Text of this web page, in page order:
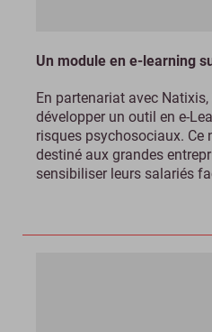
Un module en e-learning
En partenariat avec
développer un outil en e-
risques psychosociaux. Ce
destiné aux grandes
sensibiliser leurs salariés